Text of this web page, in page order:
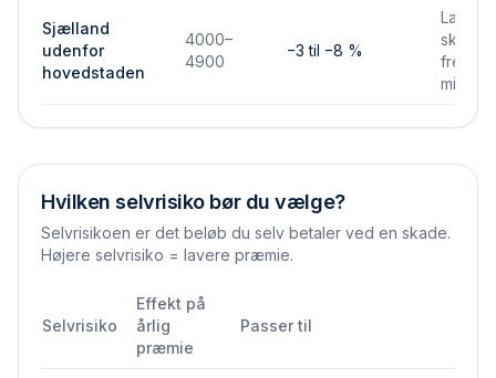
Sjælland
udenfor
hovedstaden
4000–
4900
−3 til −8 %
Lavere
mindre
Hvilken selvrisiko bør du vælge?
Selvrisikoen er det beløb du selv betaler ved en skade.
Højere selvrisiko = lavere præmie.
Selvrisiko
Effekt på
årlig
præmie
Passer til